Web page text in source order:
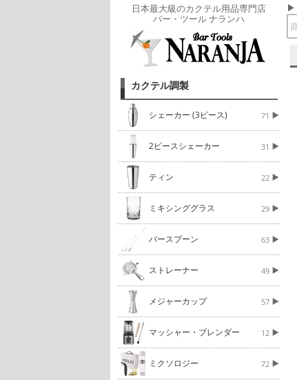
日本最大級のカクテル用品専門店
バー・ツール ナランハ
カクテル調製
シェーカー (3ピース) 71
2ピースシェーカー 31
ティン 22
ミキシンググラス 29
バースプーン 63
ストレーナー 49
メジャーカップ 57
マッシャー・ブレンダー 12
ミクソロジー 72